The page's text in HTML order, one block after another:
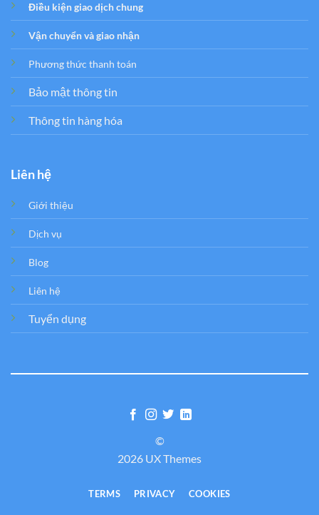
Điều kiện giao dịch chung
Vận chuyển và giao nhận
Phương thức thanh toán
Bảo mật thông tin
Thông tin hàng hóa
Liên hệ
Giới thiệu
Dịch vụ
Blog
Liên hệ
Tuyển dụng
©
2026 UX Themes
TERMS PRIVACY COOKIES